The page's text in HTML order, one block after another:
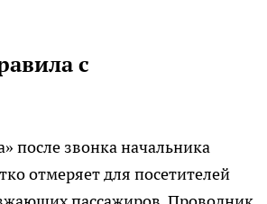
с
после звонка начальника
отмеряет для посетителей